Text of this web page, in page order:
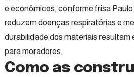
e econômicos, conforme frisa
reduzem doenças respiratórias e
durabilidade dos materiais
para moradores.
Como as